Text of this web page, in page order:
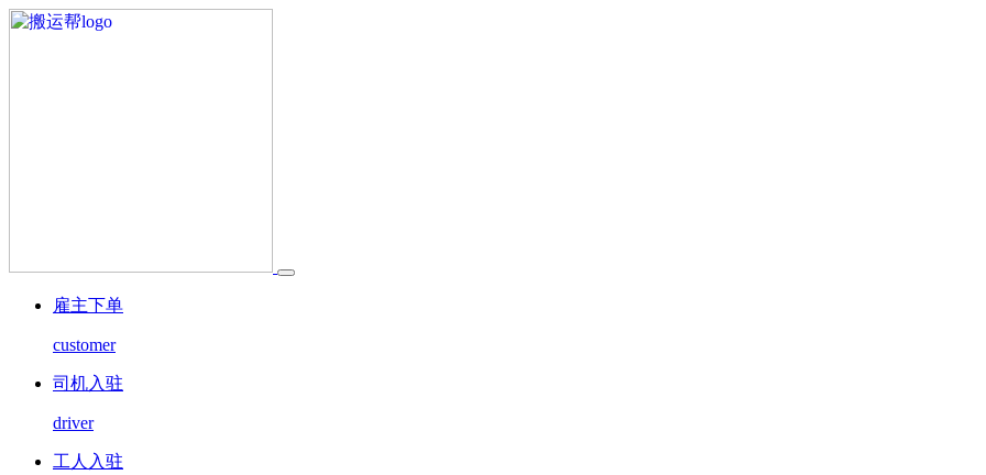
雇主下单
customer
司机入驻
driver
工人入驻